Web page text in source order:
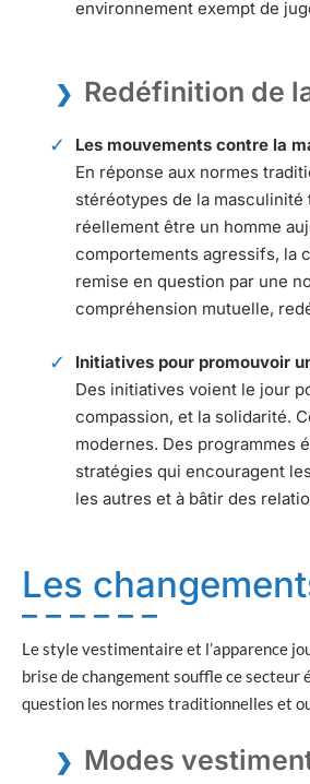
environnement exempt de
Redéfinition de
Les mouvements contre la
En réponse aux normes
stéréotypes de la
réellement être un homme
comportements agressifs, la
remise en question par une
compréhension mutuelle,
Initiatives pour promouvoir
Des initiatives voient le jour
compassion, et la solidarité.
modernes. Des programmes
stratégies qui encouragent
les autres et à bâtir des
Les
Le style vestimentaire et l’apparence
brise de changement souffle ce
question les normes traditionnelles et
Modes